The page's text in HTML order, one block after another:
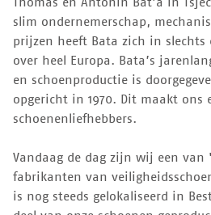
slim ondernemerschap,
prijzen heeft Bata zich in slechts
over heel Europa. Bata’s
en schoenproductie is
opgericht in 1970. Dit maakt ons
schoenenliefhebbers.
Vandaag de dag zijn wij een van
fabrikanten van
is nog steeds gelokaliseerd in